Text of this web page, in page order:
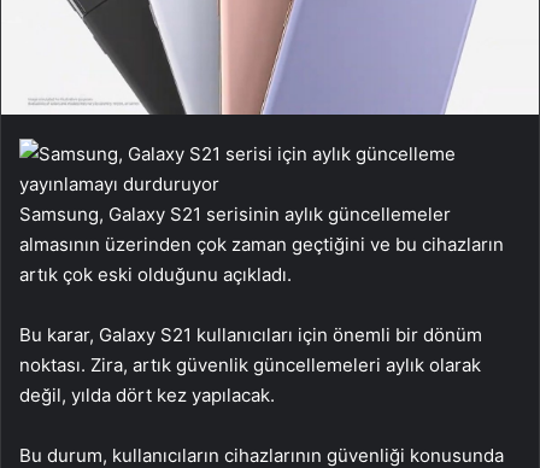
Samsung, Galaxy S21 serisinin aylık güncellemeler
almasının üzerinden çok zaman geçtiğini ve bu cihazların
artık çok eski olduğunu açıkladı.
Bu karar, Galaxy S21 kullanıcıları için önemli bir dönüm
noktası. Zira, artık güvenlik güncellemeleri aylık olarak
değil, yılda dört kez yapılacak.
Bu durum, kullanıcıların cihazlarının güvenliği konusunda